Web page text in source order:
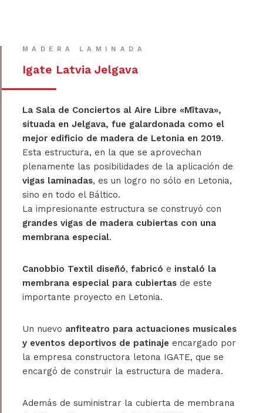
MADERA LAMINADA
Igate Latvia Jelgava
La Sala de Conciertos al Aire Libre «Mītava»,
situada en Jelgava, fue galardonada como el
mejor edificio de madera de Letonia en 2019.
Esta estructura, en la que se aprovechan
plenamente las posibilidades de la aplicación de
vigas laminadas, es un logro no sólo en Letonia,
sino en todo el Báltico.
La impresionante estructura se construyó con
grandes vigas de madera cubiertas con una
membrana especial.
Canobbio Textil diseñó, fabricó e instaló la
membrana especial para cubiertas de este
importante proyecto en Letonia.
Un nuevo anfiteatro para actuaciones musicales
y eventos deportivos de patinaje encargado por
la empresa constructora letona IGATE, que se
encargó de construir la estructura de madera.
Además de suministrar la cubierta de membrana